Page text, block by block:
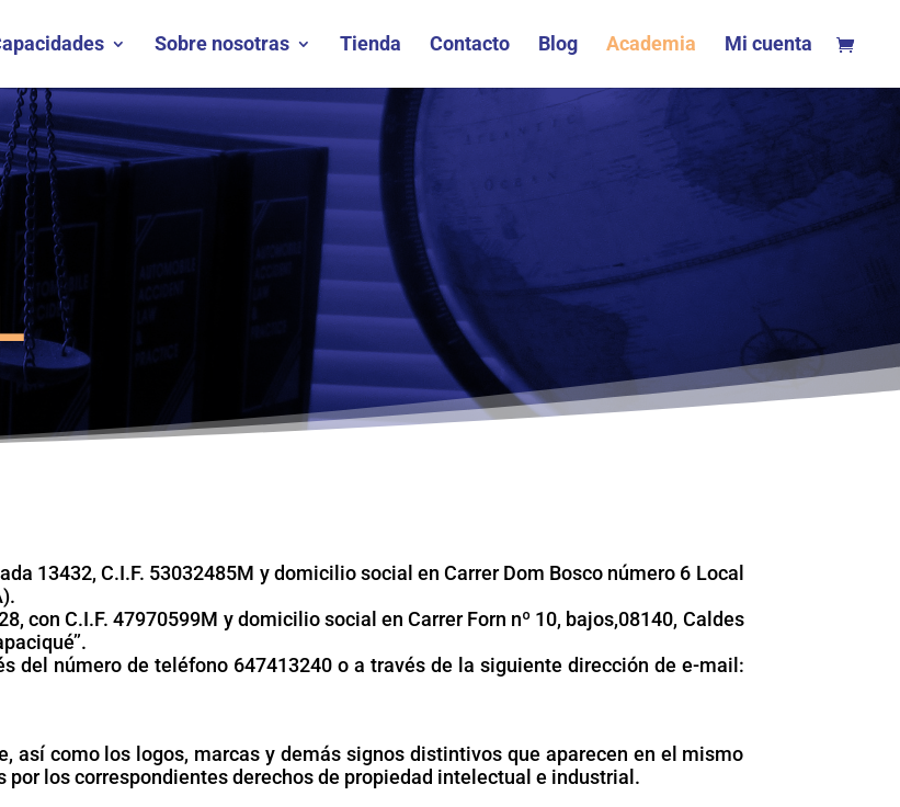
Sobre nosotras Tienda Contacto Blog Academia Mi cuenta
13432, C.I.F. 53032485M y domicilio social en Carrer Dom Bosco número 6 Local
con C.I.F. 47970599M y domicilio social en Carrer Forn nº 10, bajos,08140, Caldes
del número de teléfono 647413240 o a través de la siguiente dirección de e-mail:
así como los logos, marcas y demás signos distintivos que aparecen en el mismo
los correspondientes derechos de propiedad intelectual e industrial.